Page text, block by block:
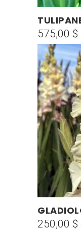
producto
producto
tiene
múltiples
variantes.
Las
opciones
se
pueden
elegir
en
la
página
de
producto
575,00 $
producto
250,00 $